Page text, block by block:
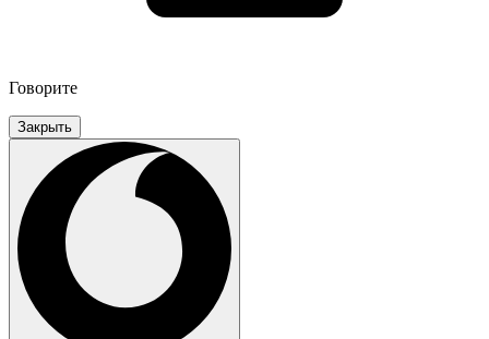
Говорите
Закрыть